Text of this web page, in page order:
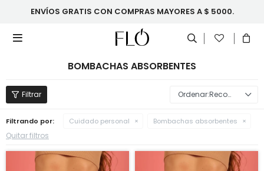
ENVÍOS GRATIS CON COMPRAS MAYORES A $ 5000.

BOMBACHAS ABSORBENTES
Recomendados
Filtrando por: Cuidado personal Bombachas absorbentes
Quitar filtros